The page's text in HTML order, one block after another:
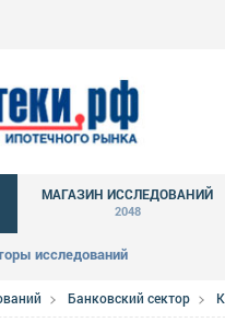
МАГАЗИН ИССЛЕДОВАНИЙ
2048
исследований
Банковский сектор